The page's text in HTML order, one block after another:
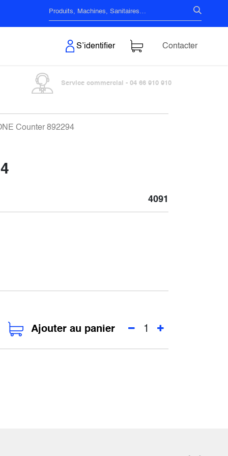
S’identifier Contacter
Service commercial - 04 66 910 910
Counter 892294
4091
Ajouter au panier